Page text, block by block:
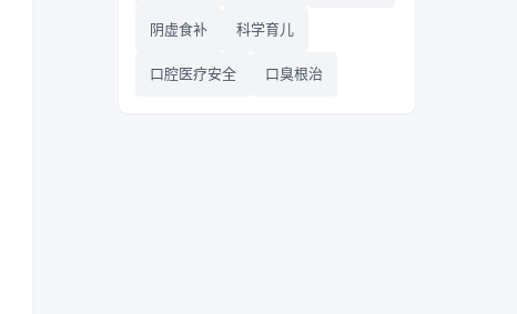
阴虚食补 科学育儿
口腔医疗安全 口臭根治